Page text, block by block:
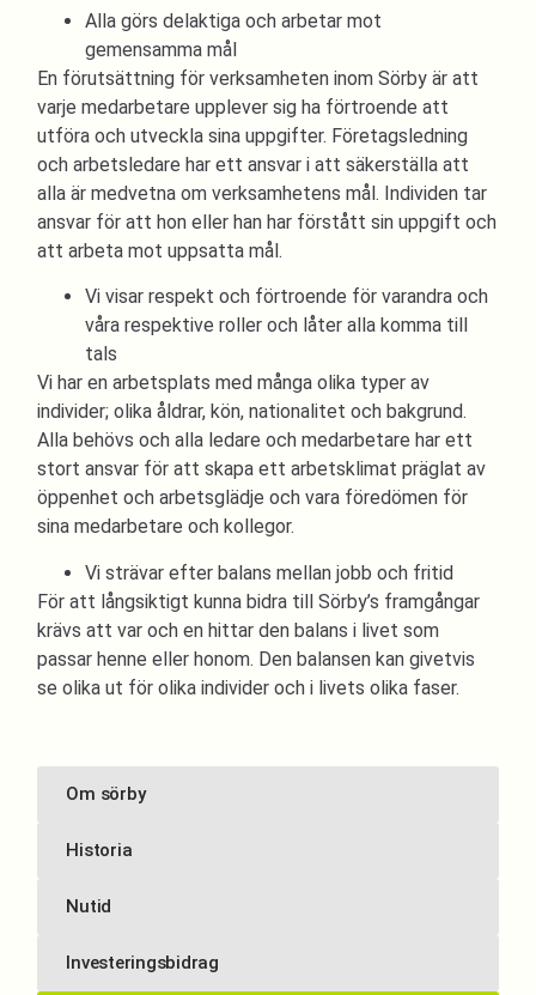
Om sörby
Historia
Nutid
Investeringsbidrag
Alla görs delaktiga och arbetar mot
gemensamma mål
En förutsättning för verksamheten inom Sörby är att
varje medarbetare upplever sig ha förtroende att
utföra och utveckla sina uppgifter. Företagsledning
och arbetsledare har ett ansvar i att säkerställa att
alla är medvetna om verksamhetens mål. Individen tar
ansvar för att hon eller han har förstått sin uppgift och
att arbeta mot uppsatta mål.
Vi visar respekt och förtroende för varandra och
våra respektive roller och låter alla komma till
tals
Vi har en arbetsplats med många olika typer av
individer; olika åldrar, kön, nationalitet och bakgrund.
Alla behövs och alla ledare och medarbetare har ett
stort ansvar för att skapa ett arbetsklimat präglat av
öppenhet och arbetsglädje och vara föredömen för
sina medarbetare och kollegor.
Vi strävar efter balans mellan jobb och fritid
För att långsiktigt kunna bidra till Sörby’s framgångar
krävs att var och en hittar den balans i livet som
passar henne eller honom. Den balansen kan givetvis
se olika ut för olika individer och i livets olika faser.